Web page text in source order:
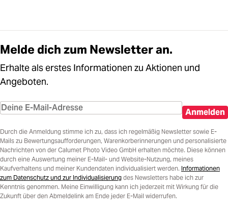
Melde dich zum Newsletter an.
Erhalte als erstes Informationen zu Aktionen und
Angeboten.
Anmelden
Durch die Anmeldung stimme ich zu, dass ich regelmäßig Newsletter sowie E-
Mails zu Bewertungsaufforderungen, Warenkorberinnerungen und personalisierte
Nachrichten von der Calumet Photo Video GmbH erhalten möchte. Diese können
durch eine Auswertung meiner E-Mail- und Website-Nutzung, meines
Kaufverhaltens und meiner Kundendaten individualisiert werden. Informationen
zum Datenschutz und zur Individualisierung des Newsletters habe ich zur
Kenntnis genommen. Meine Einwilligung kann ich jederzeit mit Wirkung für die
Zukunft über den Abmeldelink am Ende jeder E-Mail widerrufen.